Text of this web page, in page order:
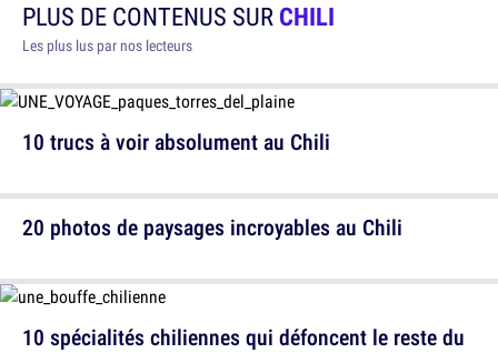
PLUS DE CONTENUS SURCHILI
Les plus lus par nos lecteurs
10 trucs à voir absolument au Chili
10 spécialités chiliennes qui défoncent le reste du
20 photos de paysages incroyables au Chili